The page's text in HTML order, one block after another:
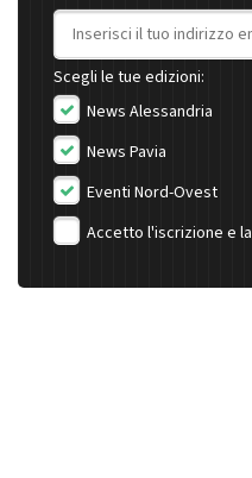
Indirizzo email
Scegli le tue edizioni:
News Alessandria
News Pavia
Eventi Nord-Ovest
Accetto l'iscrizione e la